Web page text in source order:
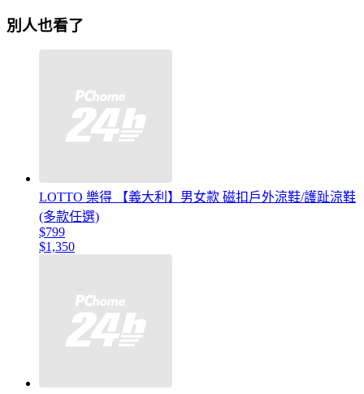
別人也看了
LOTTO 樂得 【義大利】男女款 磁扣戶外涼鞋/護趾涼鞋
(多款任選)
$799
$1,350